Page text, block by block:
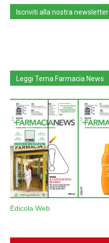
Iscriviti alla nostra newsletter
Leggi Tema Farmacia News
Edicola Web